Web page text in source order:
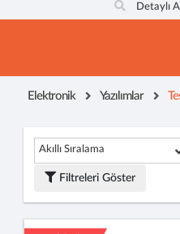
Detaylı
Elektronik Yazılımlar
Akıllı Sıralama
Filtreleri Göster